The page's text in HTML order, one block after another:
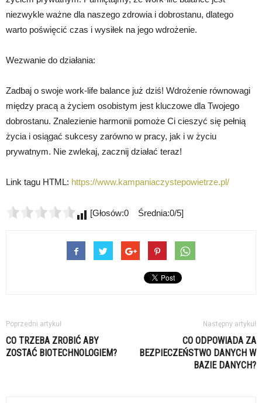
niezwykle ważne dla naszego zdrowia i dobrostanu, dlatego
warto poświęcić czas i wysiłek na jego wdrożenie.
Wezwanie do działania:
Zadbaj o swoje work-life balance już dziś! Wdrożenie równowagi
między pracą a życiem osobistym jest kluczowe dla Twojego
dobrostanu. Znalezienie harmonii pomoże Ci cieszyć się pełnią
życia i osiągać sukcesy zarówno w pracy, jak i w życiu
prywatnym. Nie zwlekaj, zacznij działać teraz!
Link tagu HTML: https://www.kampaniaczystepowietrze.pl/
[Głosów:0 Średnia:0/5]
Poprzedni artykuł
CO TRZEBA ZROBIĆ ABY
ZOSTAĆ BIOTECHNOLOGIEM?
Następny artykuł
CO ODPOWIADA ZA
BEZPIECZEŃSTWO DANYCH W
BAZIE DANYCH?